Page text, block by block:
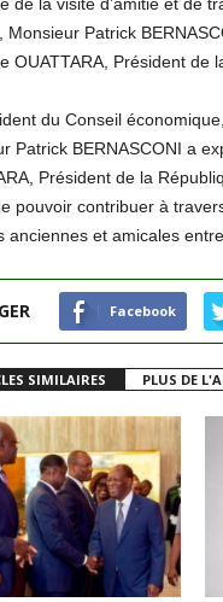
Monsieur Patrick
OUATTARA, Président de
du Conseil
Patrick BERNASCONI a
Président de la
pouvoir contribuer à
anciennes et amicales
Facebook
SIMILAIRES PLUS DE